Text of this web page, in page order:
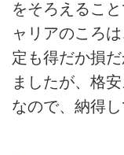
をそろえるこ
ャリアのころ
定も得だか損
ましたが、格
なので、納得し